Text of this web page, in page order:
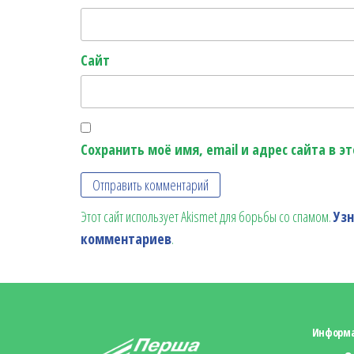
Сайт
Сохранить моё имя, email и адрес сайта в
Этот сайт использует Akismet для борьбы со спамом.
комментариев.